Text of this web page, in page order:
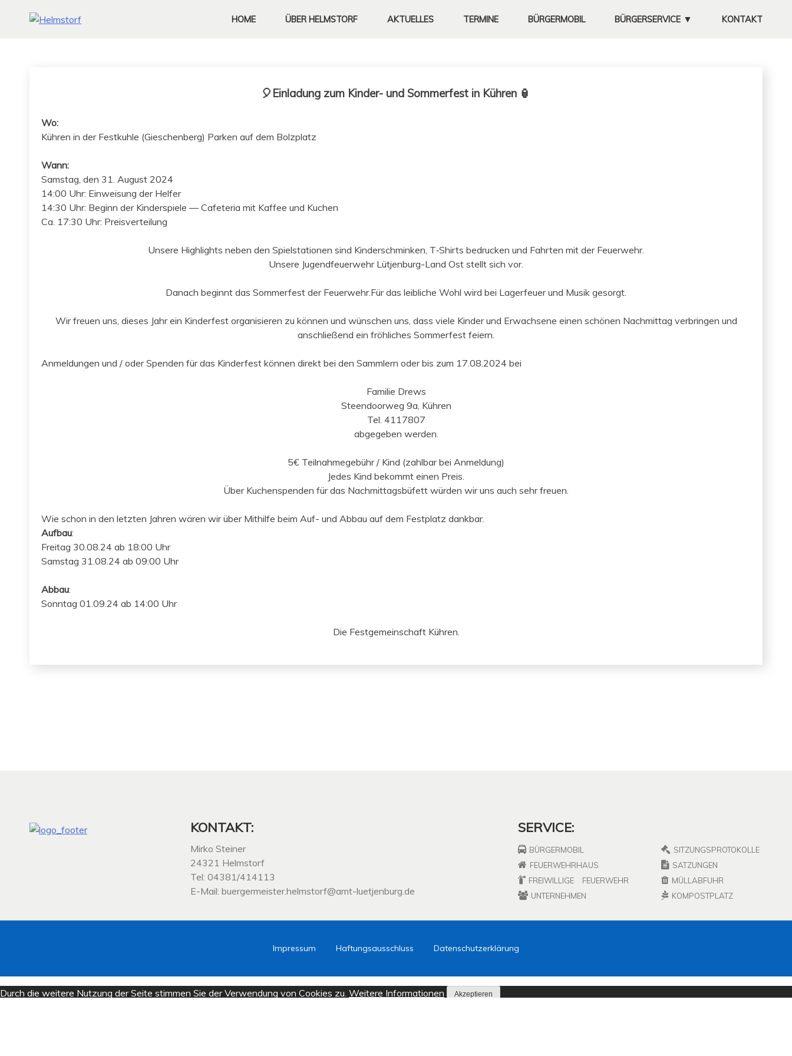
HOME ÜBER HELMSTORF AKTUELLES TERMINE BÜRGERMOBIL BÜRGERSERVICE ▼ KONTAKT
🎈Einladung zum Kinder- und Sommerfest in Kühren 🏮
Wo:
Kühren in der Fes­tkuh­le (Gieschen­berg) Parken auf dem Bolzplatz
Wann:
Sam­stag, den 31. August 2024
14:00 Uhr: Ein­weisung der Helfer
14:30 Uhr: Beginn der Kinder­spiele — Cafe­te­ria mit Kaf­fee und Kuchen
Ca. 17:30 Uhr: Preisverteilung
Unsere High­lights neben den Spiel­sta­tio­nen sind Kinder­schminken, T‑Shirts bedruck­en und Fahrten mit der Feuer­wehr.
Unsere Jugend­feuer­wehr Lüt­jen­burg-Land Ost stellt sich vor.
Danach begin­nt das Som­mer­fest der Feuerwehr.Für das leib­liche Wohl wird bei Lager­feuer und Musik gesorgt.
Wir freuen uns, dieses Jahr ein Kinder­fest organ­isieren zu kön­nen und wün­schen uns, dass viele Kinder und Erwach­sene einen schö­nen Nach­mit­tag ver­brin­gen und
anschließend ein fröh­lich­es Som­mer­fest feiern.
Anmel­dun­gen und / oder Spenden für das Kinder­fest kön­nen direkt bei den Samm­lern oder bis zum 17.08.2024 bei
Fam­i­lie Drews
Steen­door­weg 9a, Kühren
Tel. 4117807
abgegeben wer­den.
5€ Teil­nah­mege­bühr / Kind (zahlbar bei Anmel­dung)
Jedes Kind bekommt einen Preis.
Über Kuchen­spenden für das Nach­mit­tags­büfett wür­den wir uns auch sehr freuen.
Wie schon in den let­zten Jahren wären wir über Mith­il­fe beim Auf- und Abbau auf dem Fest­platz dankbar.
Auf­bau:
Fre­itag 30.08.24 ab 18:00 Uhr
Sam­stag 31.08.24 ab 09:00 Uhr
Abbau:
Son­ntag 01.09.24 ab 14:00 Uhr
Die Fest­ge­mein­schaft Kühren.
KONTAKT:
Mirko Steiner
24321 Helmstorf
Tel: 04381/414113
E-Mail: buergermeister.helmstorf@amt-luetjenburg.de
SERVICE:
BÜRGERMOBIL
FEUERWEHRHAUS
FREIWILLIGE
FEUERWEHR
UNTERNEHMEN
SITZUNGSPROTOKOLLE
SATZUNGEN
MÜLLABFUHR
KOMPOSTPLATZ
Impressum Haftungsausschluss Datenschutzerklärung
Durch die weitere Nutzung der Seite stimmen Sie der Verwendung von Cookies zu. Weitere Informationen Akzeptieren